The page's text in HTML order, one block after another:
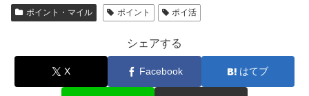
ポイント・マイル ポイント ポイ活
シェアする
X Facebook はてブ